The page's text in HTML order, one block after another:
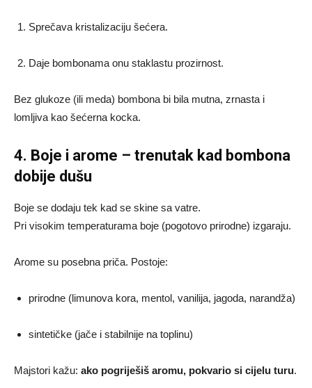
Sprečava kristalizaciju šećera.
Daje bombonama onu staklastu prozirnost.
Bez glukoze (ili meda) bombona bi bila mutna, zrnasta i
lomljiva kao šećerna kocka.
4. Boje i arome – trenutak kad bombona
dobije dušu
Boje se dodaju tek kad se skine sa vatre.
Pri visokim temperaturama boje (pogotovo prirodne) izgaraju.
Arome su posebna priča. Postoje:
prirodne (limunova kora, mentol, vanilija, jagoda, narandža)
sintetičke (jače i stabilnije na toplinu)
Majstori kažu: ako pogriješiš aromu, pokvario si cijelu turu.